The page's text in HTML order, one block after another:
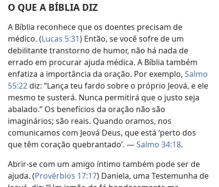
O QUE A BÍBLIA DIZ
A Bíblia reconhece que os doentes precisam de
médico. (Lucas 5:31) Então, se você sofre de um
debilitante transtorno de humor, não há nada de
errado em procurar ajuda médica. A Bíblia também
enfatiza a importância da oração. Por exemplo, Salmo
55:22diz: “Lança teu fardo sobre o próprio Jeová, e ele
mesmo te susterá. Nunca permitirá que o justo seja
abalado.” Os benefícios da oração não são
imaginários; são reais. Quando oramos, nos
comunicamos com Jeová Deus, que está ‘perto dos
que têm coração quebrantado’. —Salmo 34:18.
Abrir-se com um amigo íntimo também pode ser de
ajuda. (Provérbios 17:17) Daniela, uma Testemunha de